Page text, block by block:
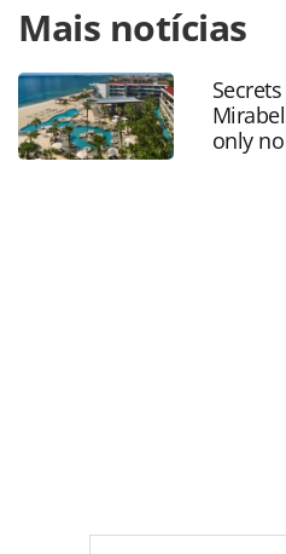
https://
aproveitar-buscas-por-preco-
similares_166200.html ou as
página. Todo o conteúdo
Editora é protegido pela
autoral. Não reproduza o
Mais notícias
only